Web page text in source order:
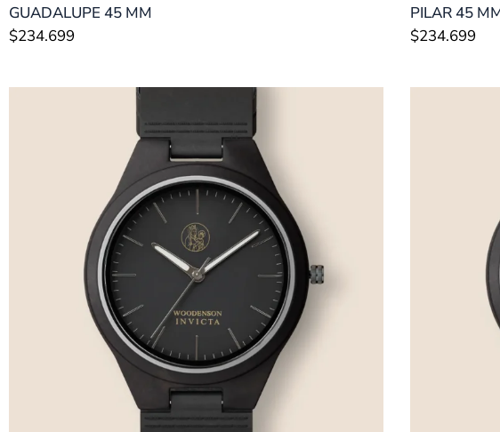
GUADALUPE 45 MM
$234.699
PILAR 45
$234.699